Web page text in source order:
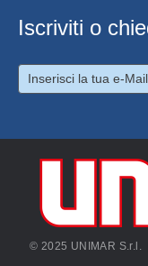
Iscriviti o
© 2025 UNIMAR